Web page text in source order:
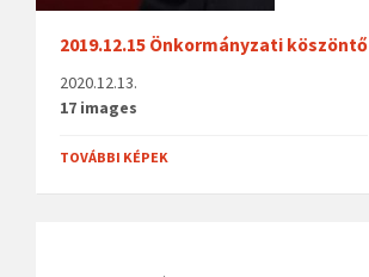
2019.12.15 Önkormányzati köszöntő
2020.12.13.
17 images
TOVÁBBI KÉPEK